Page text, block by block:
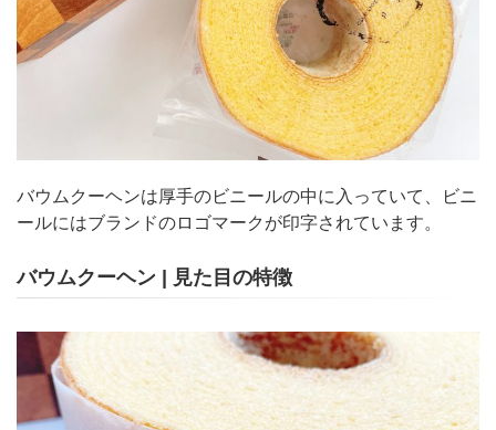
バウムクーヘンは厚手のビニールの中に入っていて、ビニ
ールにはブランドのロゴマークが印字されています。
バウムクーヘン | 見た目の特徴